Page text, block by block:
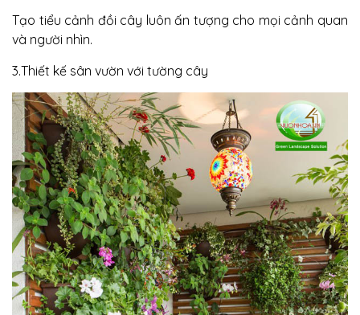
Tạo tiểu cảnh đồi cây luôn ấn tượng cho mọi cảnh quan
và người nhìn.
3.Thiết kế sân vườn với tường cây